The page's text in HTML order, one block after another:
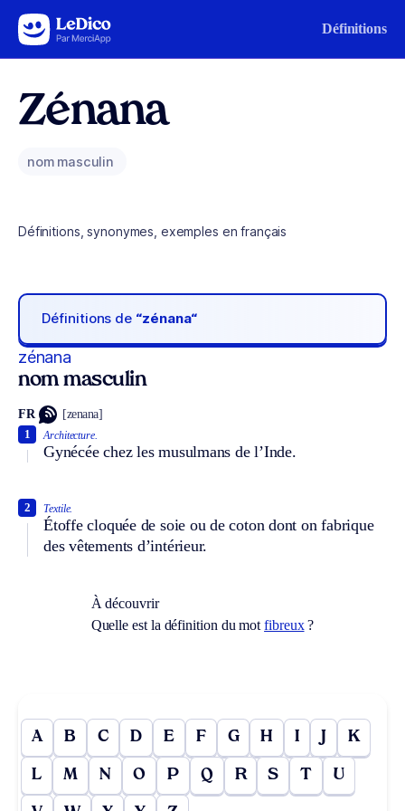
Aller au contenu Définitions
Zénana
nom masculin
Définitions, synonymes, exemples en français
Définitions de “zénana“
zénana
nom masculin
FR [zenana]
Architecture.
Gynécée chez les musulmans de l’Inde.
1
Textile.
Étoffe cloquée de soie ou de coton dont on fabrique
des vêtements d’intérieur.
2
À découvrir
Quelle est la définition du motfibreux?
A B C D E F G H I J K
L M N O P Q R S T U